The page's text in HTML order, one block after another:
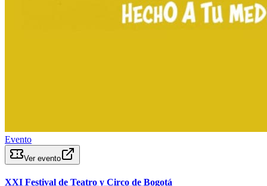
Evento
Ver evento
XXI Festival de Teatro y Circo de Bogotá